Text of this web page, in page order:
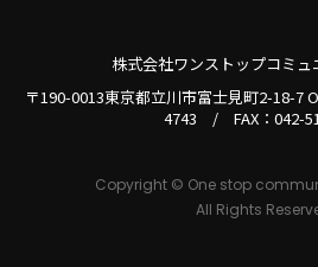
株式会社ワンストップコミ
〒190-0013東京都立川市富士見町2-18-7
4743 / FAX：042-
Copyright © One stop
All Rights